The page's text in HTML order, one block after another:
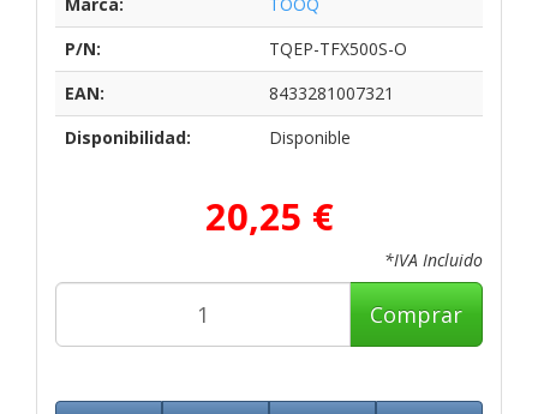
P/N:
TQEP-TFX500S-O
EAN:
8433281007321
Disponibilidad:
Disponible
20,25 €
*IVA Incluido
Comprar